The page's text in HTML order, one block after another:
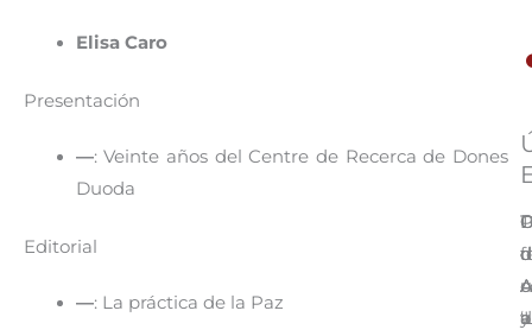
Elisa Caro
Presentación
—: Veinte años del Centre de Recerca de Dones
Duoda
Editorial
—: La práctica de la Paz
a
y